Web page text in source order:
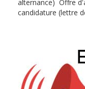
alternance) Offre
candidature (lettre